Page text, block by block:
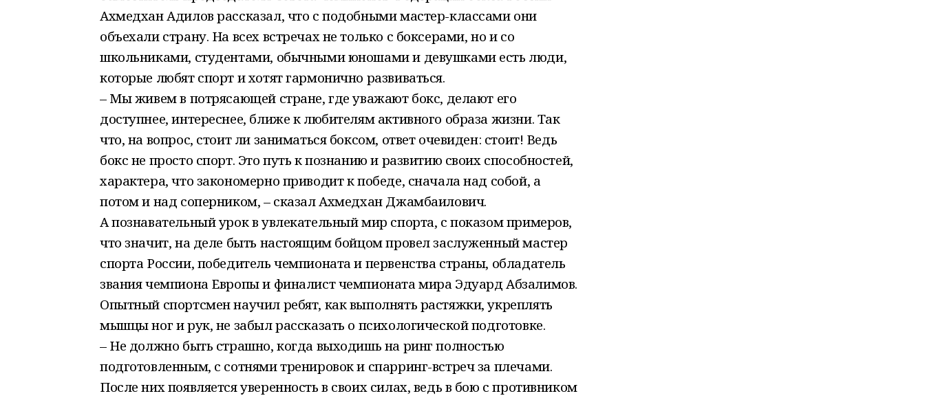
Ахмедхан Адилов рассказал, что с подобными мастер-классами они
объехали страну. На всех встречах не только с боксерами, но и со
школьниками, студентами, обычными юношами и девушками есть люди,
которые любят спорт и хотят гармонично развиваться.
– Мы живем в потрясающей стране, где уважают бокс, делают его
доступнее, интереснее, ближе к любителям активного образа жизни. Так
что, на вопрос, стоит ли заниматься боксом, ответ очевиден: стоит! Ведь
бокс не просто спорт. Это путь к познанию и развитию своих способностей,
характера, что закономерно приводит к победе, сначала над собой, а
потом и над соперником, – сказал Ахмедхан Джамбаилович.
А познавательный урок в увлекательный мир спорта, с показом примеров,
что значит, на деле быть настоящим бойцом провел заслуженный мастер
спорта России, победитель чемпионата и первенства страны, обладатель
звания чемпиона Европы и финалист чемпионата мира Эдуард Абзалимов.
Опытный спортсмен научил ребят, как выполнять растяжки, укреплять
мышцы ног и рук, не забыл рассказать о психологической подготовке.
– Не должно быть страшно, когда выходишь на ринг полностью
подготовленным, с сотнями тренировок и спарринг-встреч за плечами.
После них появляется уверенность в своих силах, ведь в бою с противником